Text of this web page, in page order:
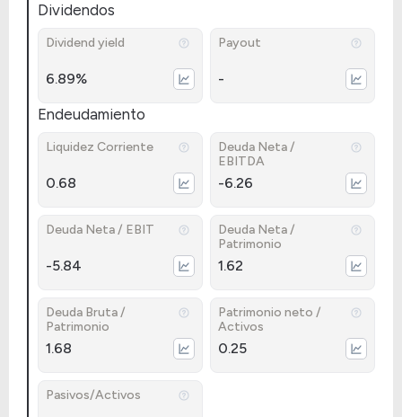
Dividendos
Dividend yield
6.89%
Payout
-
Endeudamiento
Liquidez Corriente
0.68
Deuda Neta /
EBITDA
-6.26
Deuda Neta / EBIT
-5.84
Deuda Neta /
Patrimonio
1.62
Deuda Bruta /
Patrimonio
1.68
Patrimonio neto /
Activos
0.25
Pasivos/Activos